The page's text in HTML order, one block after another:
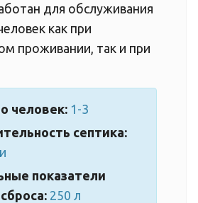
для обслуживания
как при
проживании, так и при
человек: 1-3
септика:
показатели
250 л